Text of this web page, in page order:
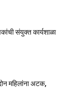
संयुक्त कार्यशाळा
महिलांना अटक,